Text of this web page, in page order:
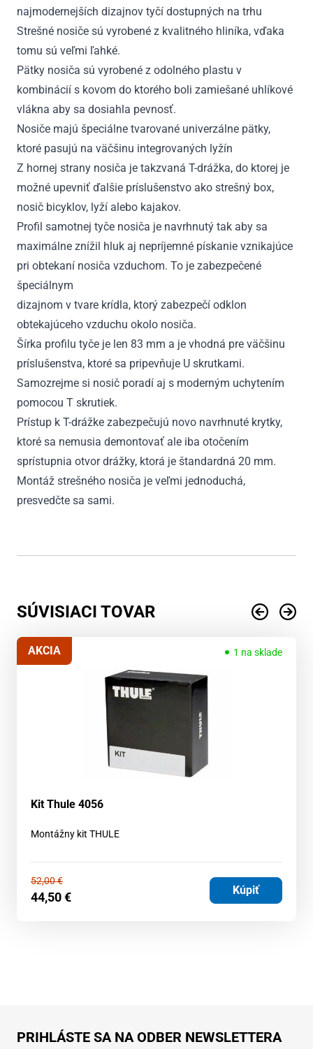
najmodernejších dizajnov tyčí dostupných na trhu
Strešné nosiče sú vyrobené z kvalitného hliníka, vďaka
tomu sú veľmi ľahké.
Pätky nosiča sú vyrobené z odolného plastu v
kombinácií s kovom do ktorého boli zamiešané uhlíkové
vlákna aby sa dosiahla pevnosť.
Nosiče majú špeciálne tvarované univerzálne pätky,
ktoré pasujú na väčšinu integrovaných lyžín
Z hornej strany nosiča je takzvaná T-drážka, do ktorej je
možné upevniť ďalšie príslušenstvo ako strešný box,
nosič bicyklov, lyží alebo kajakov.
Profil samotnej tyče nosiča je navrhnutý tak aby sa
maximálne znížil hluk aj nepríjemné pískanie vznikajúce
pri obtekaní nosiča vzduchom. To je zabezpečené
špeciálnym
dizajnom v tvare krídla, ktorý zabezpečí odklon
obtekajúceho vzduchu okolo nosiča.
Šírka profilu tyče je len 83 mm a je vhodná pre väčšinu
príslušenstva, ktoré sa pripevňuje U skrutkami.
Samozrejme si nosič poradí aj s moderným uchytením
pomocou T skrutiek.
Prístup k T-drážke zabezpečujú novo navrhnuté krytky,
ktoré sa nemusia demontovať ale iba otočením
sprístupnia otvor drážky, ktorá je štandardná 20 mm.
Montáž strešného nosiča je veľmi jednoduchá,
presvedčte sa sami.
SÚVISIACI TOVAR
1 na sklade
AKCIA
Kit Thule 4056
Montážny kit THULE
52,00€
44,50€ Kúpiť
PRIHLÁSTE SA NA ODBER NEWSLETTERA